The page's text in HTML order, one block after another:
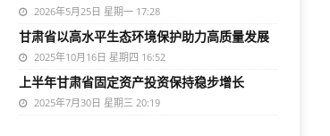
2026年5月25日 星期一 17:28
甘肃省以高水平生态环境保护助力高质量发展
2025年10月16日 星期四 16:52
上半年甘肃省固定资产投资保持稳步增长
2025年7月30日 星期三 20:19